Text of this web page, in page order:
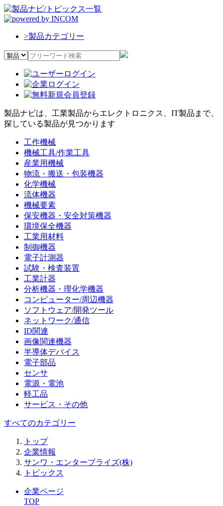
>製品カテゴリー
製品ナビは、工業製品からエレクトロニクス、IT製品まで、
探している製品が見つかります
工作機械
機械工具/作業工具
産業用機械
物流・搬送・包装機器
化学機械
流体機器
機械要素
保安機器・安全対策機器
環境保全機器
工業用材料
制御機器
電子計測器
試験・検査装置
工業計器
分析機器・理化学機器
コンピューター/周辺機器
ソフトウェア/開発ツール
ネットワーク/通信
ID関連
画像関連機器
半導体デバイス
電子部品
センサ
電源・電池
軽工品
サービス・その他
すべてのカテゴリー
トップ
企業情報
サンワ・エンタープライズ(株)
トピックス
企業ページ
TOP